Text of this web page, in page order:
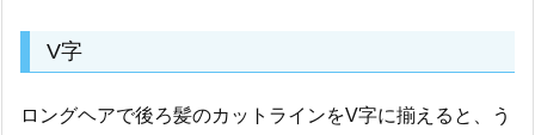
V字
ロングヘアで後ろ髪のカットラインをV字に揃えると、う